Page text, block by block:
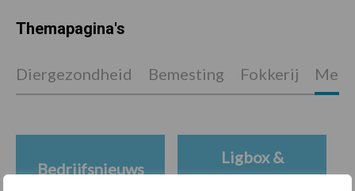
Themapagina's
Diergezondheid Bemesting Fokkerij
Bedrijfsnieuws
Ligbox &
Voerhekken